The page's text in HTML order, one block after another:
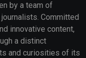
by a team of
Committed
innovative content,
a distinct
and curiosities of its